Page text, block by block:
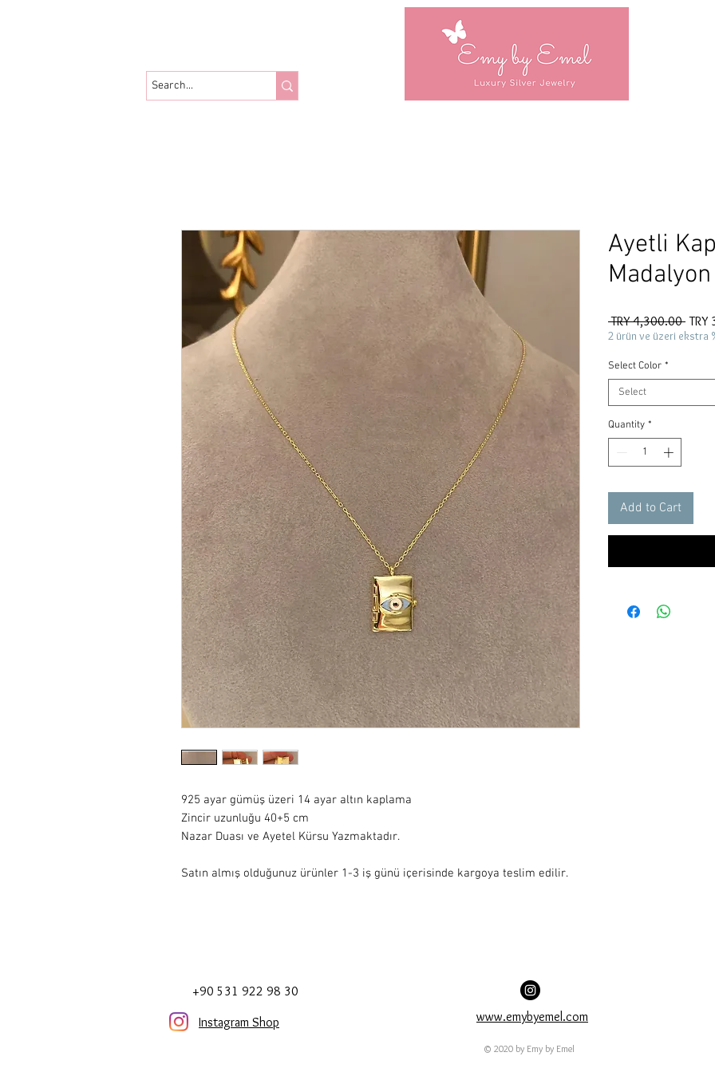
925 ayar gümüş üzeri 14 ayar altın kaplama
Zincir uzunluğu 40+5 cm
Nazar Duası ve Ayetel Kürsu Yazmaktadır.
Satın almış olduğunuz ürünler 1-3 iş günü içerisinde kargoya teslim edilir.
Ayetli
TRY 4,300.00
Price
2 ürün ve üzeri ekstra
Select Color *
Select
Quantity *
Add to Cart
+90 531 922 98 30
Instagram Shop www.emybyemel.com
© 2020 by Emy by Emel